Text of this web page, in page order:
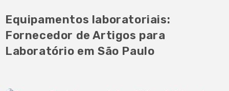
Equipamentos laboratoriais:
Fornecedor de Artigos para
Laboratório em São Paulo